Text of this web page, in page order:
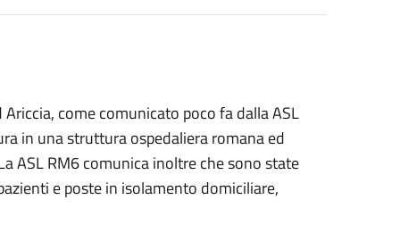
Ariccia, come comunicato poco fa dalla ASL
in una struttura ospedaliera romana ed
ASL RM6 comunica inoltre che sono state
e poste in isolamento domiciliare,